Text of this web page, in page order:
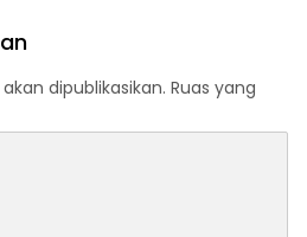
dipublikasikan. Ruas yang